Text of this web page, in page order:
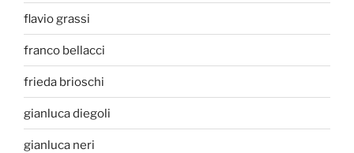
flavio grassi
franco bellacci
frieda brioschi
gianluca diegoli
gianluca neri